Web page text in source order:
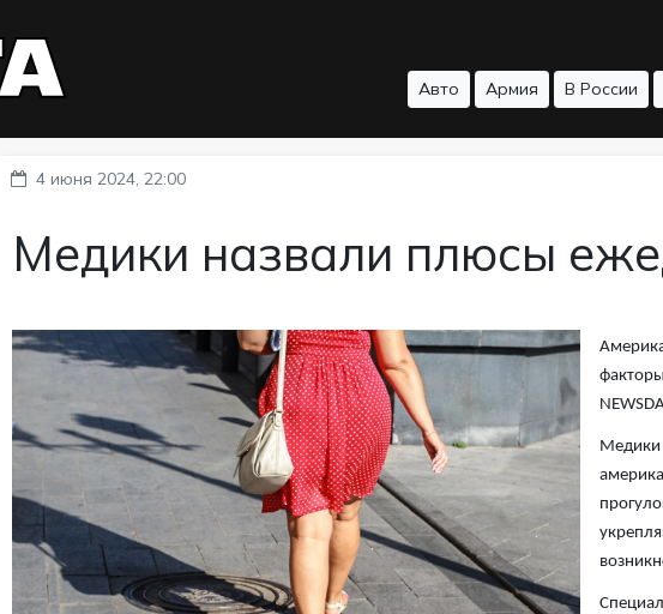
Авто Армия В России
4 июня 2024, 22:00
Медики назвали плюсы
Медики